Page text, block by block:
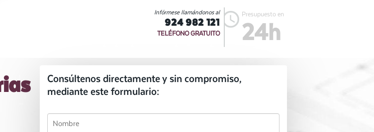
Presupuesto en
24h
Infórmese llamándonos al
924 982 121
TELÉFONO GRATUITO
Consúltenos directamente y sin compromiso,
mediante este formulario: